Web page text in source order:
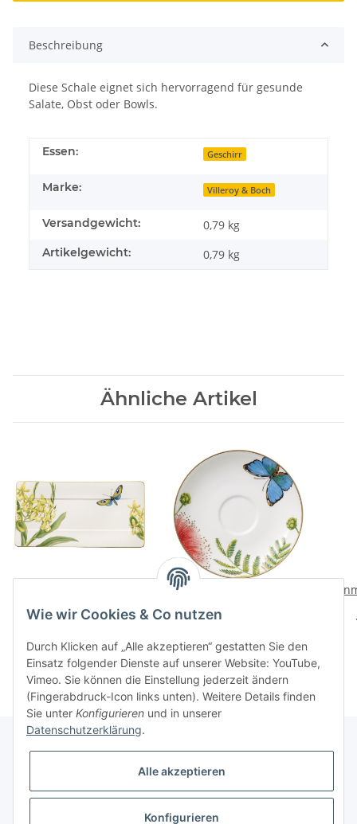
Beschreibung
Diese Schale eignet sich hervorragend für gesunde
Salate, Obst oder Bowls.
Essen: Geschirr
Marke: Villeroy & Boch
Versandgewicht: 0,79 kg
Artikelgewicht: 0,79 kg
Ähnliche Artikel
110,00 CHF *
32,00 CHF
Gesetzliche Informationen
Wie wir Cookies & Co nutzen
Durch Klicken auf „Alle akzeptieren“ gestatten Sie den
Einsatz folgender Dienste auf unserer Website: YouTube,
Vimeo. Sie können die Einstellung jederzeit ändern
(Fingerabdruck-Icon links unten). Weitere Details finden
Sie unter Konfigurieren und in unserer
Datenschutzerklärung.
Alle akzeptieren
Konfigurieren